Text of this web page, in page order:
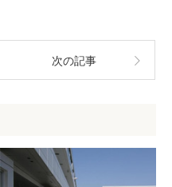
次の記事